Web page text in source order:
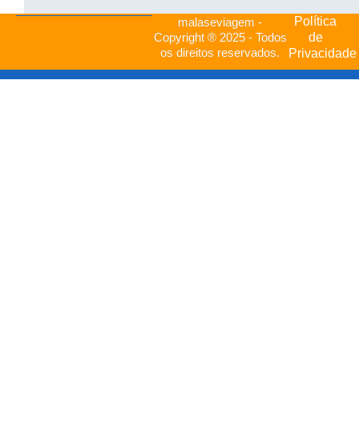
malaseviagem -
Copyright ® 2025 - Todos
os direitos reservados.
Política
de
Privacidade